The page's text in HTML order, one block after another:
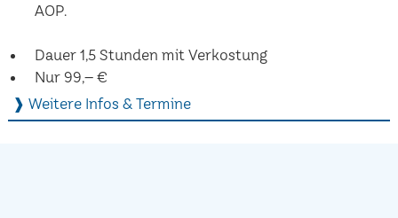
AOP.
Dauer 1,5 Stunden mit Verkostung
Nur 99,– €
❱ Weitere Infos & Termine